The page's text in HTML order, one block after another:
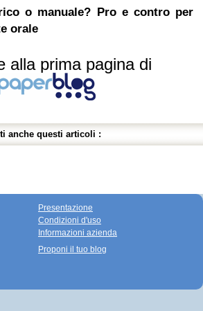
o manuale? Pro e contro per
orale
alla prima pagina di
anche questi articoli :
Presentazione
Condizioni d'uso
Informazioni azienda
Proponi il tuo blog